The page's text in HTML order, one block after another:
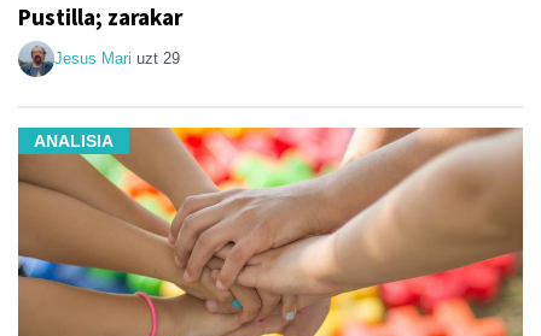
Pustilla; zarakar
Jesus Mari uzt 29
ANALISIA